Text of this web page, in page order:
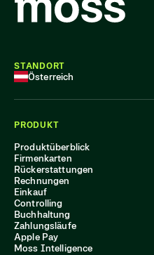
PRODUKT
Produktüberblick
Firmenkarten
Rückerstattungen
Rechnungen
Einkauf
Controlling
Buchhaltung
Zahlungsläufe
Apple Pay
Moss Intelligence
STANDORT
Österreich